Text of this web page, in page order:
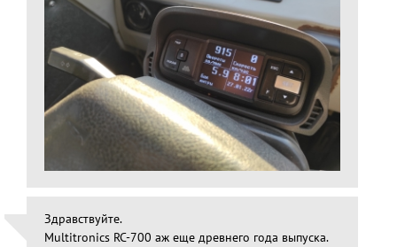
Здравствуйте.
Multitronics RC-700 аж еще древнего года выпуска.